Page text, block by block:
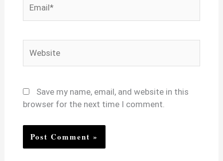
Save my name, email, and website in this
browser for the next time I comment.